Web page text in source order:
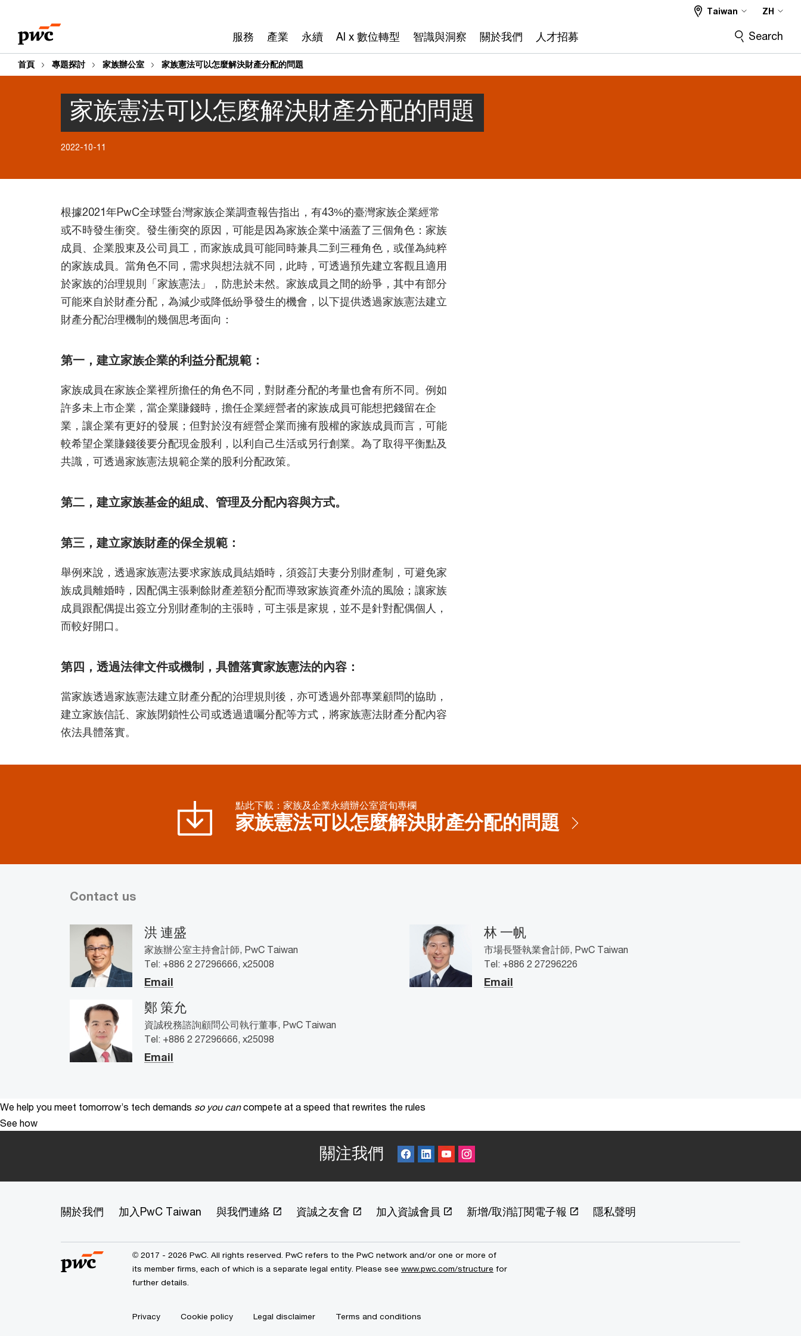
content
footer
服務 產業 永續 AI x 數位轉型 智識與洞察 關於我們 人才招募
Taiwan ZH
Search
首頁 專題探討 家族辦公室 家族憲法可以怎麼解決財產分配的問題
家族憲法可以怎麼解決財產分配的問題
2022-10-11
根據2021年PwC全球暨台灣家族企業調查報告指出，有43%的臺灣家族企業經常
或不時發生衝突。發生衝突的原因，可能是因為家族企業中涵蓋了三個角色：家族
成員、企業股東及公司員工，而家族成員可能同時兼具二到三種角色，或僅為純粹
的家族成員。當角色不同，需求與想法就不同，此時，可透過預先建立客觀且適用
於家族的治理規則「家族憲法」，防患於未然。家族成員之間的紛爭，其中有部分
可能來自於財產分配，為減少或降低紛爭發生的機會，以下提供透過家族憲法建立
財產分配治理機制的幾個思考面向：
第一，建立家族企業的利益分配規範：
家族成員在家族企業裡所擔任的角色不同，對財產分配的考量也會有所不同。例如
許多未上市企業，當企業賺錢時，擔任企業經營者的家族成員可能想把錢留在企
業，讓企業有更好的發展；但對於沒有經營企業而擁有股權的家族成員而言，可能
較希望企業賺錢後要分配現金股利，以利自己生活或另行創業。為了取得平衡點及
共識，可透過家族憲法規範企業的股利分配政策。
第二，建立家族基金的組成、管理及分配內容與方式。
第三，建立家族財產的保全規範：
舉例來說，透過家族憲法要求家族成員結婚時，須簽訂夫妻分別財產制，可避免家
族成員離婚時，因配偶主張剩餘財產差額分配而導致家族資產外流的風險；讓家族
成員跟配偶提出簽立分別財產制的主張時，可主張是家規，並不是針對配偶個人，
而較好開口。
第四，透過法律文件或機制，具體落實家族憲法的內容：
當家族透過家族憲法建立財產分配的治理規則後，亦可透過外部專業顧問的協助，
建立家族信託、家族閉鎖性公司或透過遺囑分配等方式，將家族憲法財產分配內容
依法具體落實。
點此下載：家族及企業永續辦公室資旬專欄
家族憲法可以怎麼解決財產分配的問題
Contact us
洪 連盛
家族辦公室主持會計師, PwC Taiwan
Tel: +886 2 27296666, x25008
Email
林 一帆
市場長暨執業會計師, PwC Taiwan
Tel: +886 2 27296226
Email
鄭 策允
資誠稅務諮詢顧問公司執行董事, PwC Taiwan
Tel: +886 2 27296666, x25098
Email
We help you meet tomorrow’s tech demands so you can compete at a speed that rewrites the rules
See how
關注我們
關於我們 加入PwC Taiwan 與我們連絡 資誠之友會 加入資誠會員 新增/取消訂閱電子報 隱私聲明
© 2017 - 2026 PwC. All rights reserved. PwC refers to the PwC network and/or one or more of
its member firms, each of which is a separate legal entity. Please see www.pwc.com/structure for
further details.
Privacy Cookie policy Legal disclaimer Terms and conditions